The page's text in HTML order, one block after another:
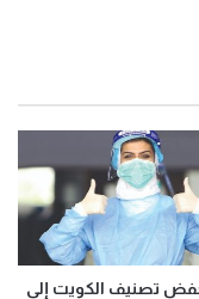
تصنيف الكويت إلى